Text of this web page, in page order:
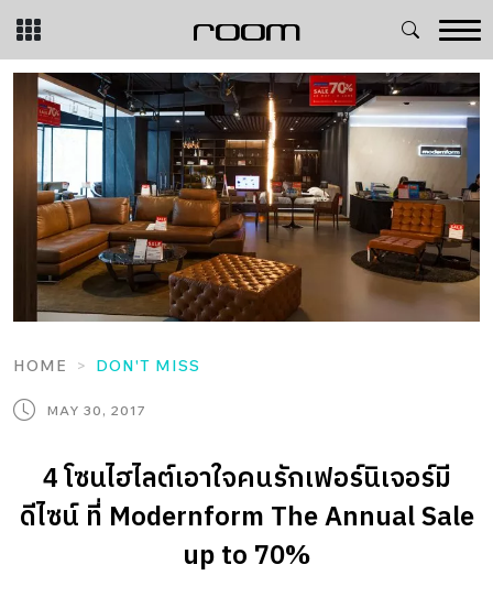
Skip
content
HOME DON'T MISS
MAY 30, 2017
4 โซนไฮไลต์เอาใจคนรักเฟอร์นิเจอร์มี
ดีไซน์ ที่ Modernform The Annual Sale
up to 70%